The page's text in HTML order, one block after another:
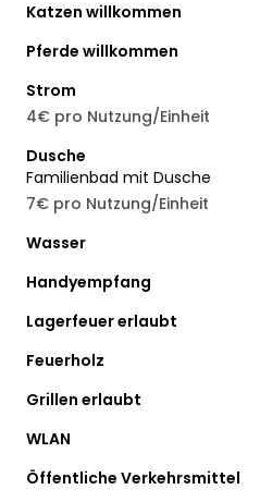
Katzen willkommen
Pferde willkommen
Strom
4€ pro Nutzung/Einheit
Dusche
Familienbad mit Dusche
7€ pro Nutzung/Einheit
Wasser
Handyempfang
Lagerfeuer erlaubt
Feuerholz
Grillen erlaubt
WLAN
Öffentliche Verkehrsmittel